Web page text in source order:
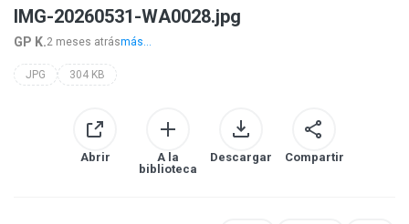
IMG-20260531-WA0028.jpg
GP K.2 meses atrásmás...
JPG 304 KB
Abrir
A la
biblioteca
Descargar Compartir